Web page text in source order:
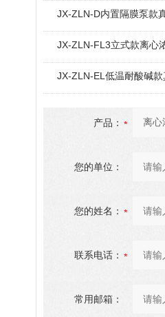
JX-ZLN-D内置隔膜泵款
JX-ZLN-FL3立式款离心
JX-ZLN-EL低温耐酸碱
产品：
您的单位：
您的姓名：
联系电话：
常用邮箱：